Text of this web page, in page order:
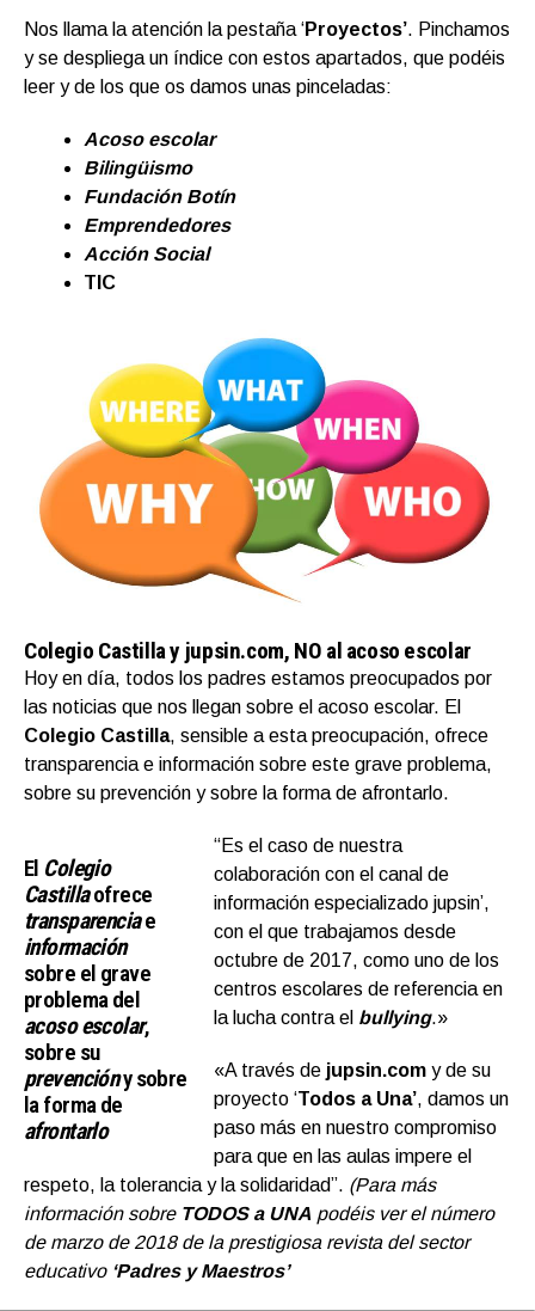
Nos llama la atención la pestaña ‘Proyectos’. Pinchamos
y se despliega un índice con estos apartados, que podéis
leer y de los que os damos unas pinceladas:
Acoso escolar
Bilingüismo
Fundación Botín
Emprendedores
Acción Social
TIC
Colegio Castilla y jupsin.com, NO al acoso escolar
Hoy en día, todos los padres estamos preocupados por
las noticias que nos llegan sobre el acoso escolar. El
Colegio Castilla, sensible a esta preocupación, ofrece
transparencia e información sobre este grave problema,
sobre su prevención y sobre la forma de afrontarlo.
El Colegio
Castillaofrece
transparenciae
información
sobre el grave
problema del
acoso escolar,
sobre su
prevencióny sobre
la forma de
afrontarlo
“Es el caso de nuestra
colaboración con el canal de
información especializado jupsin’,
con el que trabajamos desde
octubre de 2017, como uno de los
centros escolares de referencia en
la lucha contra el bullying.»
«A través de jupsin.com y de su
proyecto ‘Todos a Una’, damos un
paso más en nuestro compromiso
para que en las aulas impere el
respeto, la tolerancia y la solidaridad”. (Para más
información sobre TODOS a UNA podéis ver el número
de marzo de 2018 de la prestigiosa revista del sector
educativo ‘Padres y Maestros’